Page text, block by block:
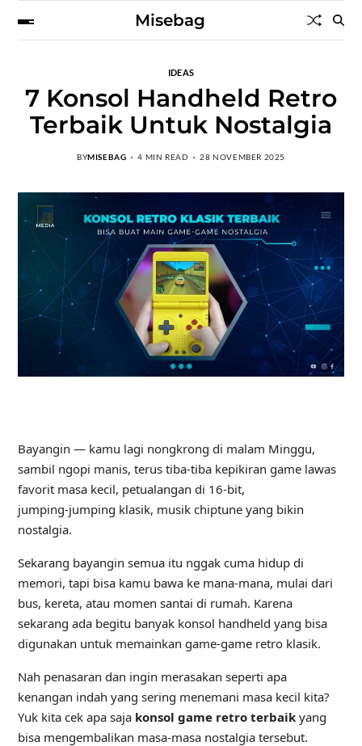
Misebag
IDEAS
7 Konsol Handheld Retro
Terbaik Untuk Nostalgia
BYMISEBAG 4 MIN READ 28 NOVEMBER 2025
Bayangin — kamu lagi nongkrong di malam Minggu,
sambil ngopi manis, terus tiba‑tiba kepikiran game lawas
favorit masa kecil, petualangan di 16‑bit,
jumping‑jumping klasik, musik chiptune yang bikin
nostalgia.
Sekarang bayangin semua itu nggak cuma hidup di
memori, tapi bisa kamu bawa ke mana‑mana, mulai dari
bus, kereta, atau momen santai di rumah. Karena
sekarang ada begitu banyak konsol handheld yang bisa
digunakan untuk memainkan game-game retro klasik.
Nah penasaran dan ingin merasakan seperti apa
kenangan indah yang sering menemani masa kecil kita?
Yuk kita cek apa saja konsol game retro terbaikyang
bisa mengembalikan masa-masa nostalgia tersebut.